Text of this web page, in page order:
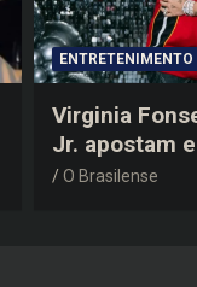
ENTRETENIMENTO
Virginia
Jr. apostam
anos 2000
O Brasilense